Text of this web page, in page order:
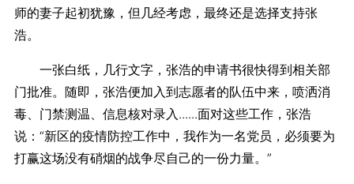
师的妻子起初犹豫，但几经考虑，最终还是选择支持张
浩。
一张白纸，几行文字，张浩的申请书很快得到相关部
门批准。随即，张浩便加入到志愿者的队伍中来，喷洒消
毒、门禁测温、信息核对录入......面对这些工作，张浩
说：“新区的疫情防控工作中，我作为一名党员，必须要为
打赢这场没有硝烟的战争尽自己的一份力量。”